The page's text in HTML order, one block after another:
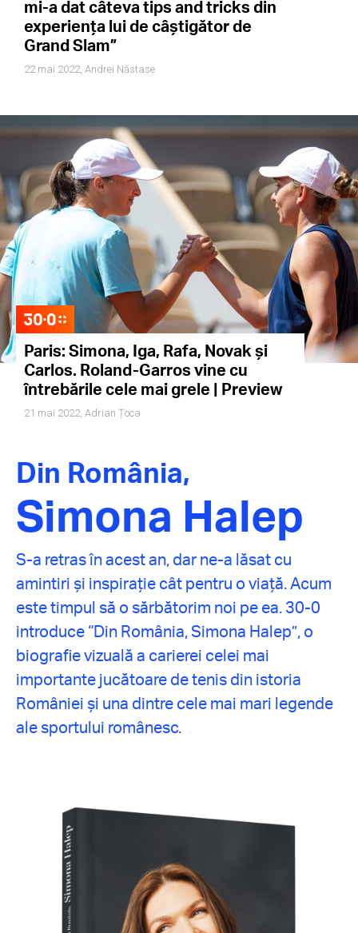
mi-a dat câteva tips and tricks din
experiența lui de câștigător de
Grand Slam”
22 mai 2022, Andrei Năstase
Paris: Simona, Iga, Rafa, Novak și
Carlos. Roland-Garros vine cu
întrebările cele mai grele | Preview
21 mai 2022, Adrian Țoca
Din România,
Simona Halep
S-a retras în acest an, dar ne-a lăsat cu
amintiri și inspirație cât pentru o viață. Acum
este timpul să o sărbătorim noi pe ea. 30-0
introduce “Din România, Simona Halep”, o
biografie vizuală a carierei celei mai
importante jucătoare de tenis din istoria
României și una dintre cele mai mari legende
ale sportului românesc.